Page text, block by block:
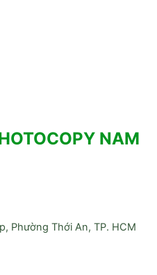
NAM
Phường Thới An, TP. HCM